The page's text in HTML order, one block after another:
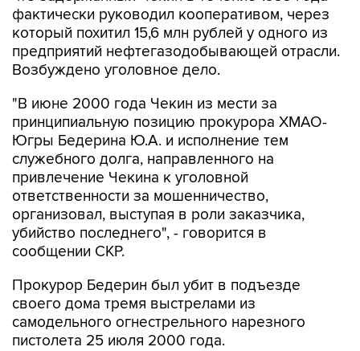
фактически руководил кооперативом, через
который похитил 15,6 млн рублей у одного из
предприятий нефтегазодобывающей отрасли.
Возбуждено уголовное дело.
"В июне 2000 года Чекин из мести за
принципиальную позицию прокурора ХМАО-
Югры Бедерина Ю.А. и исполнение тем
служебного долга, направленного на
привлечение Чекина к уголовной
ответственности за мошенничество,
организовал, выступая в роли заказчика,
убийство последнего", - говорится в
сообщении СКР.
Прокурор Бедерин был убит в подъезде
своего дома тремя выстрелами из
самодельного огнестрельного нарезного
пистолета 25 июля 2000 года.